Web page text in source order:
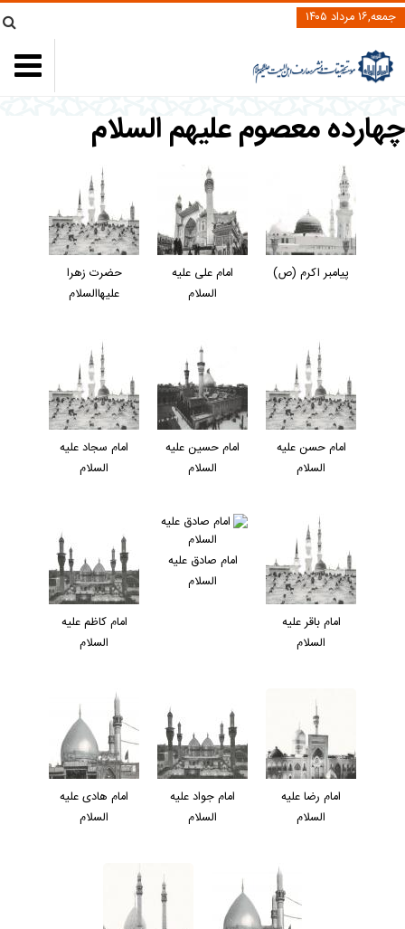
جمعه,۱۶ مرداد ۱۴۰۵
چهارده معصوم علیهم السلام
پيامبر اكرم (ص)
امام علی عليه
السلام
حضرت زهرا
عليهاالسلام
امام حسن عليه
السلام
امام حسين عليه
السلام
امام سجاد عليه
السلام
امام باقر عليه
السلام
امام صادق عليه
السلام
امام کاظم عليه
السلام
امام رضا عليه
السلام
امام جواد عليه
السلام
امام هادی عليه
السلام